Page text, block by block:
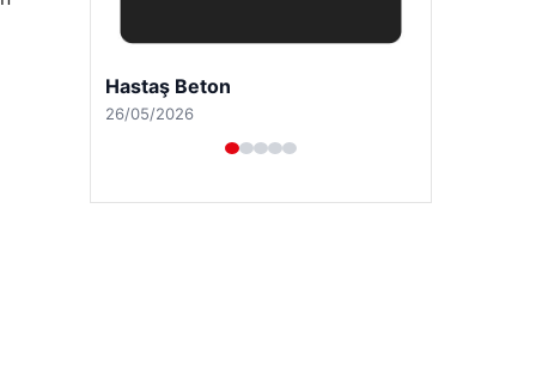
Enes Kaplan Avukatlık Bürosu
28/04/2026